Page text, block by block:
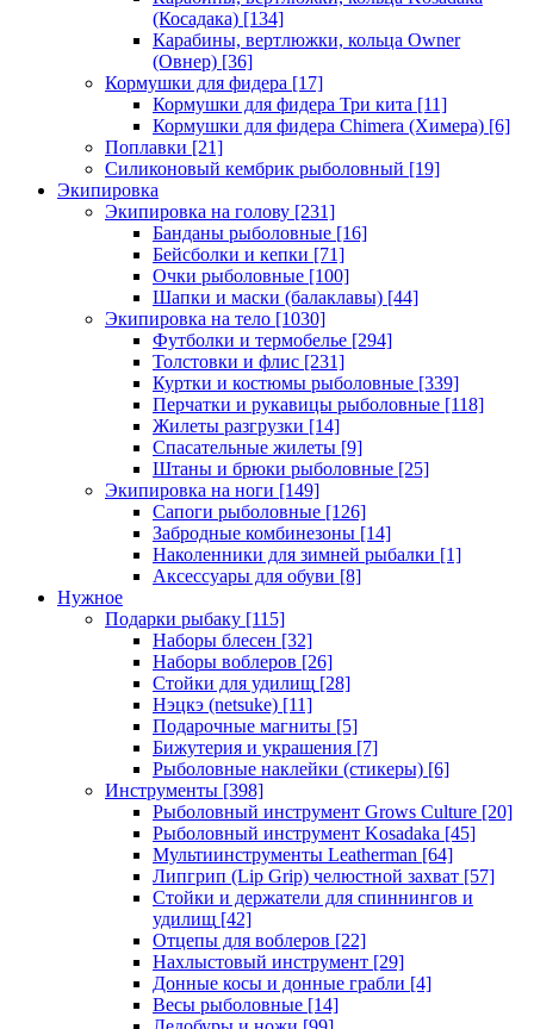
(Косадака) [134]
Карабины, вертлюжки, кольца Owner
(Овнер) [36]
Кормушки для фидера [17]
Кормушки для фидера Три кита [11]
Кормушки для фидера Chimera (Химера) [6]
Поплавки [21]
Силиконовый кембрик рыболовный [19]
Экипировка
Экипировка на голову [231]
Банданы рыболовные [16]
Бейсболки и кепки [71]
Очки рыболовные [100]
Шапки и маски (балаклавы) [44]
Экипировка на тело [1030]
Футболки и термобелье [294]
Толстовки и флис [231]
Куртки и костюмы рыболовные [339]
Перчатки и рукавицы рыболовные [118]
Жилеты разгрузки [14]
Спасательные жилеты [9]
Штаны и брюки рыболовные [25]
Экипировка на ноги [149]
Сапоги рыболовные [126]
Забродные комбинезоны [14]
Наколенники для зимней рыбалки [1]
Аксессуары для обуви [8]
Нужное
Подарки рыбаку [115]
Наборы блесен [32]
Наборы воблеров [26]
Стойки для удилищ [28]
Нэцкэ (netsuke) [11]
Подарочные магниты [5]
Бижутерия и украшения [7]
Рыболовные наклейки (стикеры) [6]
Инструменты [398]
Рыболовный инструмент Grows Culture [20]
Рыболовный инструмент Kosadaka [45]
Мультиинструменты Leatherman [64]
Липгрип (Lip Grip) челюстной захват [57]
Стойки и держатели для спиннингов и
удилищ [42]
Отцепы для воблеров [22]
Нахлыстовый инструмент [29]
Донные косы и донные грабли [4]
Весы рыболовные [14]